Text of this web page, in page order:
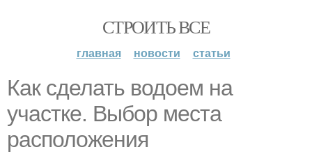
СТРОИТЬ ВСЕ
главная новости статьи
Как сделать водоем на
участке. Выбор места
расположения